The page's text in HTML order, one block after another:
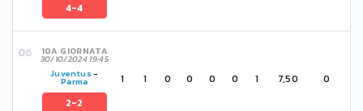
4-4
10A GIORNATA
30/10/2024 19:45
Juventus -
Parma
2-2
1 1 0 0 0 0 1 7,50 0